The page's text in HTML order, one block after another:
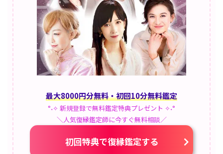
最大8000円分無料・初回10分無料鑑定
°˖✧ 新規登録で無料鑑定特典プレゼント ✧˖°
＼人気復縁鑑定師に今すぐ無料相談／
初回特典で復縁鑑定する